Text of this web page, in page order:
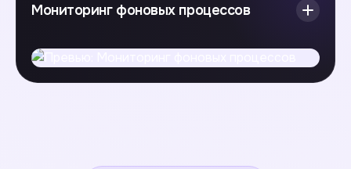
Мониторинг фоновых процессов